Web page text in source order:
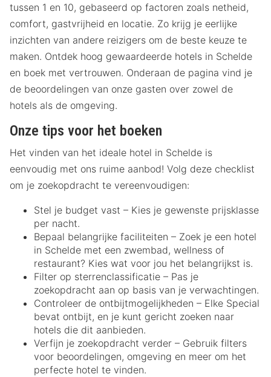
tussen 1 en 10, gebaseerd op factoren zoals netheid,
comfort, gastvrijheid en locatie. Zo krijg je eerlijke
inzichten van andere reizigers om de beste keuze te
maken. Ontdek hoog gewaardeerde hotels in Schelde
en boek met vertrouwen. Onderaan de pagina vind je
de beoordelingen van onze gasten over zowel de
hotels als de omgeving.
Onze tips voor het boeken
Het vinden van het ideale hotel in Schelde is
eenvoudig met ons ruime aanbod! Volg deze checklist
om je zoekopdracht te vereenvoudigen:
Stel je budget vast – Kies je gewenste prijsklasse
per nacht.
Bepaal belangrijke faciliteiten – Zoek je een hotel
in Schelde met een zwembad, wellness of
restaurant? Kies wat voor jou het belangrijkst is.
Filter op sterrenclassificatie – Pas je
zoekopdracht aan op basis van je verwachtingen.
Controleer de ontbijtmogelijkheden – Elke Special
bevat ontbijt, en je kunt gericht zoeken naar
hotels die dit aanbieden.
Verfijn je zoekopdracht verder – Gebruik filters
voor beoordelingen, omgeving en meer om het
perfecte hotel te vinden.